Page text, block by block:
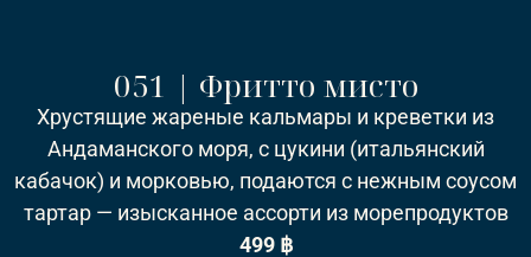
051 | Фритто мисто
Хрустящие жареные кальмары и креветки из
Андаманского моря, с цукини (итальянский
кабачок) и морковью, подаются с нежным соусом
тартар — изысканное ассорти из морепродуктов
499 ฿